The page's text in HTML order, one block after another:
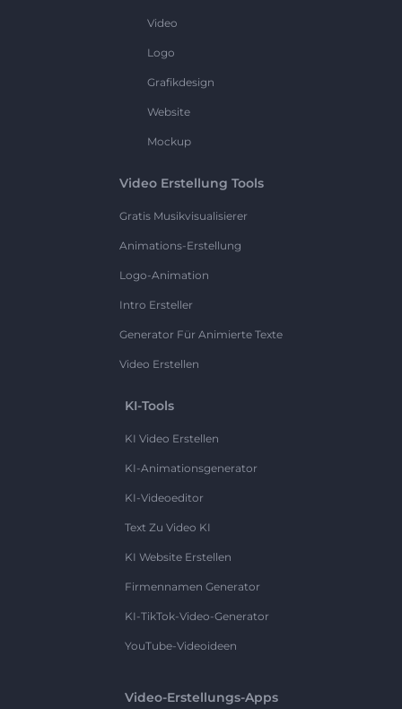
Video
Logo
Grafikdesign
Website
Mockup
Video Erstellung Tools
Gratis Musikvisualisierer
Animations-Erstellung
Logo-Animation
Intro Ersteller
Generator Für Animierte Texte
Video Erstellen
KI-Tools
KI Video Erstellen
KI-Animationsgenerator
KI-Videoeditor
Text Zu Video KI
KI Website Erstellen
Firmennamen Generator
KI-TikTok-Video-Generator
YouTube-Videoideen
Video-Erstellungs-Apps